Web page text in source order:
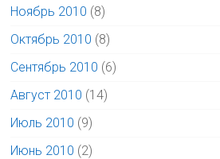
Ноябрь 2010 (8)
Октябрь 2010 (8)
Сентябрь 2010 (6)
Август 2010 (14)
Июль 2010 (9)
Июнь 2010 (2)